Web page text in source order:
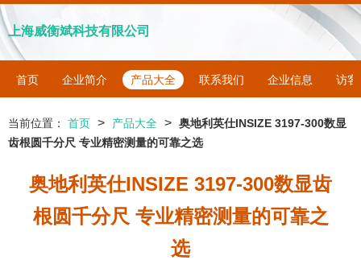
上海威衡斌科技有限公司
首页 企业简介 产品大全 联系我们 企业信息 访客
当前位置： 首页 > 产品大全 > 奥地利英仕INSIZE 3197-300数显
齿根圆千分尺 专业精密测量的可靠之选
奥地利英仕INSIZE 3197-300数显齿
根圆千分尺 专业精密测量的可靠之
选